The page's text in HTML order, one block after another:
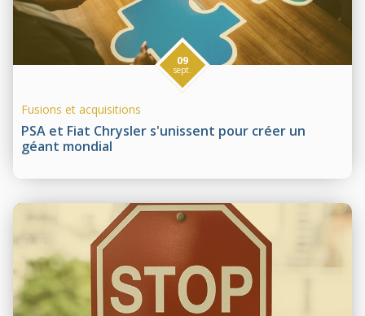
PSA et Fiat Chrysler s'unissent pour créer un
géant mondial
09
sept.
Fusions et acquisitions